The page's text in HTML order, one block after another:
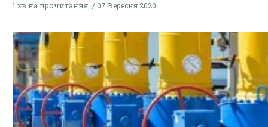
1 хв на прочитання 07 Вересня 2020